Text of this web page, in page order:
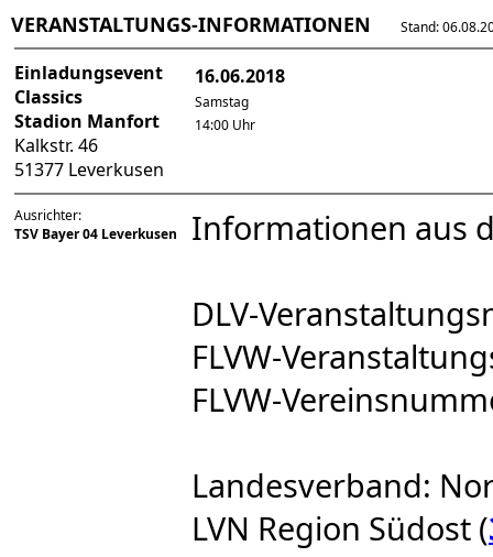
VERANSTALTUNGS-INFORMATIONEN Stand:
Einladungsevent
Classics
Stadion Manfort
Kalkstr. 46
51377 Leverkusen
16.06.2018
Samstag
14:00 Uhr
Ausrichter:
TSV Bayer 04 Leverkusen
Informationen aus
DLV-
FLVW-
FLVW-
Landesverband:
LVN Region Südost (